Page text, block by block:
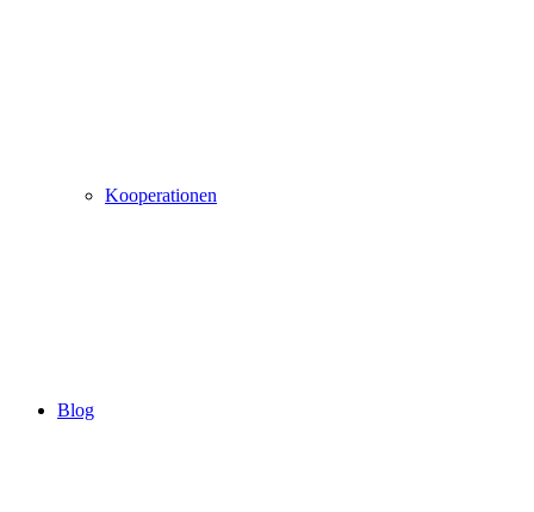
Kooperationen
Blog